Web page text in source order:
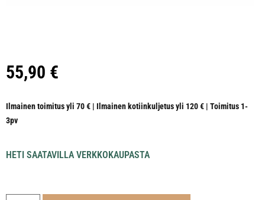
55,90 €
Ilmainen toimitus yli 70 € | Ilmainen kotiinkuljetus yli 120 € | Toimitus 1-
3pv
HETI SAATAVILLA VERKKOKAUPASTA